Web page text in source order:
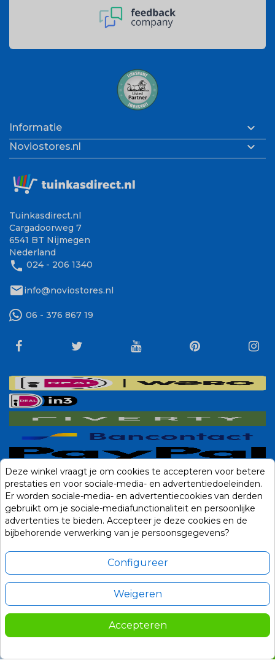
Informatie 
Noviostores.nl 
Tuinkasdirect.nl
Cargadoorweg 7
6541 BT Nijmegen
Nederland
phone 024 - 206 1340
mailinfo@noviostores.nl
06 - 376 867 19
Deze winkel vraagt je om cookies te accepteren voor betere
prestaties en voor sociale-media- en advertentiedoeleinden.
Er worden sociale-media- en advertentiecookies van derden
gebruikt om je sociale-mediafunctionaliteit en persoonlijke
advertenties te bieden. Accepteer je deze cookies en de
bijbehorende verwerking van je persoonsgegevens?
Configureer
Weigeren
Accepteren